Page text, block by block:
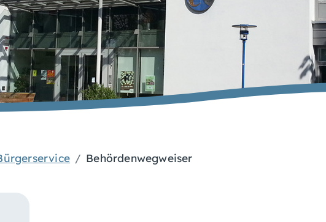
Behördenwegweiser